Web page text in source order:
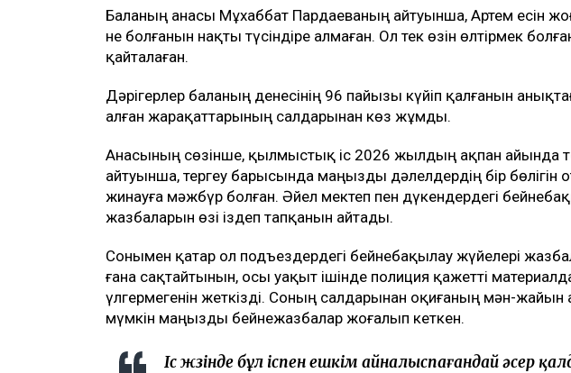
Баланың анасы Мұхаббат Пардаеваның айтуынша, Артем есін
не болғанын нақты түсіндіре алмаған. Ол тек өзін өлтірмек
қайталаған.
Дәрігерлер баланың денесінің 96 пайызы күйіп қалғанын
алған жарақаттарының салдарынан көз жұмды.
Анасының сөзінше, қылмыстық іс 2026 жылдың ақпан айында
айтуынша, тергеу барысында маңызды дәлелдердің бір бөлігін
жинауға мәжбүр болған. Әйел мектеп пен дүкендердегі
жазбаларын өзі іздеп тапқанын айтады.
Сонымен қатар ол подъездердегі бейнебақылау жүйелері
ғана сақтайтынын, осы уақыт ішінде полиция қажетті
үлгермегенін жеткізді. Соның салдарынан оқиғаның мән-жайын
мүмкін маңызды бейнежазбалар жоғалып кеткен.
Іс жүзінде бұл іспен ешкім айналыспағандай әсер